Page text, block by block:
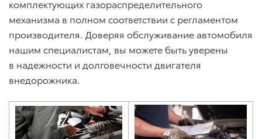
комплектующих газораспределительного
механизма в полном соответствии с регламентом
производителя. Доверяя обслуживание автомобиля
нашим специалистам, вы можете быть уверены
в надежности и долговечности двигателя
внедорожника.